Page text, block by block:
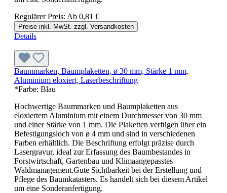
Regulärer Preis: Ab 0,81 €
Preise inkl. MwSt. zzgl. Versandkosten
Details
Baummarken, Baumplaketten, ø 30 mm, Stärke 1 mm,
Aluminium eloxiert, Laserbeschriftung
*Farbe: Blau
Hochwertige Baummarken und Baumplaketten aus
eloxiertem Aluminium mit einem Durchmesser von 30 mm
und einer Stärke von 1 mm. Die Plaketten verfügen über ein
Befestigungsloch von ø 4 mm und sind in verschiedenen
Farben erhältlich. Die Beschriftung erfolgt präzise durch
Lasergravur, ideal zur Erfassung des Baumbestandes in
Forstwirtschaft, Gartenbau und Klimaangepasstes
Waldmanagement.Gute Sichtbarkeit bei der Erstellung und
Pflege des Baumkatasters. Es handelt sich bei diesem Artikel
um eine Sonderanfertigung.